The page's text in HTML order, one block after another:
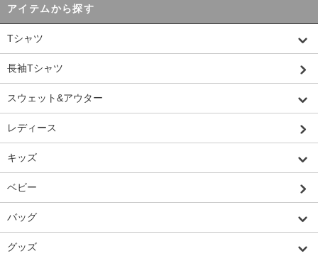
アイテムから探す
Tシャツ
長袖Tシャツ
スウェット&アウター
レディース
キッズ
ベビー
バッグ
グッズ